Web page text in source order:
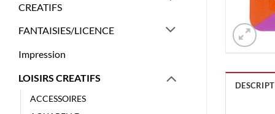
CREATIFS
FANTAISIES/LICENCE
Impression
LOISIRS CREATIFS
ACCESSOIRES